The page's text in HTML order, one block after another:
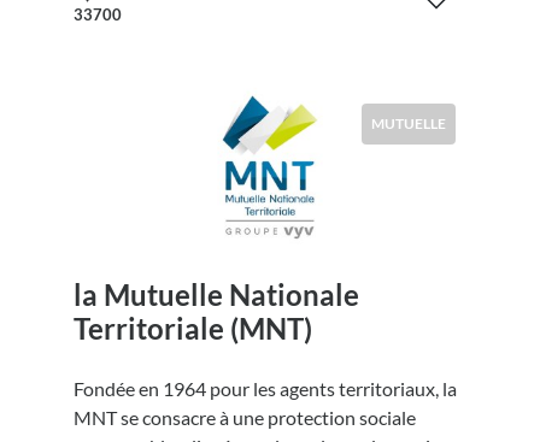
33700
MUTUELLE
la Mutuelle Nationale
Territoriale (MNT)
Fondée en 1964 pour les agents territoriaux, la
MNT se consacre à une protection sociale